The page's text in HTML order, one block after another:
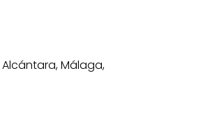
Alcántara, Málaga,